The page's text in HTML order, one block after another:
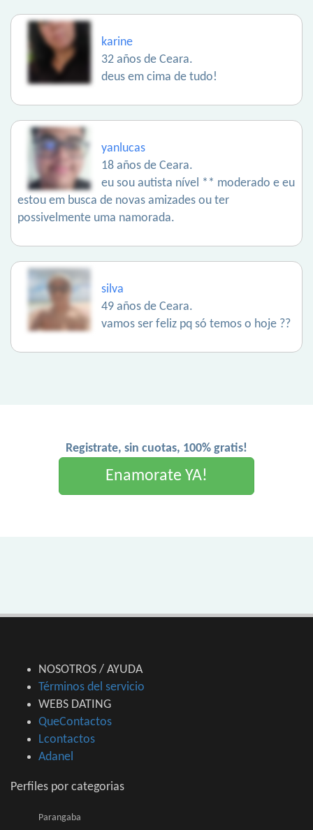
karine
32 años de Ceara.
deus em cima de tudo!
yanlucas
18 años de Ceara.
eu sou autista nível ** moderado e eu
estou em busca de novas amizades ou ter
possivelmente uma namorada.
silva
49 años de Ceara.
vamos ser feliz pq só temos o hoje ??
Registrate, sin cuotas, 100% gratis!
Enamorate YA!
NOSOTROS / AYUDA
Términos del servicio
WEBS DATING
QueContactos
Lcontactos
Adanel
Perfiles por categorias
Parangaba